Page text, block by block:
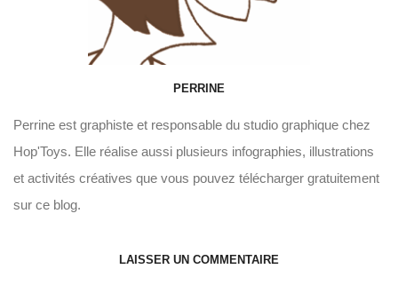
PERRINE
Perrine est graphiste et responsable du studio graphique chez
Hop'Toys. Elle réalise aussi plusieurs infographies, illustrations
et activités créatives que vous pouvez télécharger gratuitement
sur ce blog.
LAISSER UN COMMENTAIRE